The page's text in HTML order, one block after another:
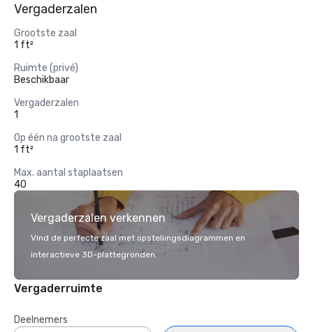
Vergaderzalen
Grootste zaal
1 ft²
Ruimte (privé)
Beschikbaar
Vergaderzalen
1
Op één na grootste zaal
1 ft²
Max. aantal staplaatsen
40
Vergaderzalen verkennen
Vind de perfecte zaal met opstellingsdiagrammen en
interactieve 3D-plattegronden.
Vergaderruimte
Deelnemers